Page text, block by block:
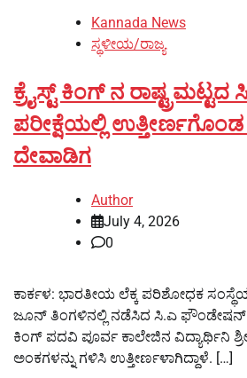
Kannada News
ಸ್ಥಳೀಯ/ರಾಜ್ಯ
ಕ್ರೈಸ್ಟ್ ಕಿಂಗ್ ನ
ಪರೀಕ್ಷೆಯಲ್ಲಿ ಉತ್ತೀರ್ಣಗೊಂಡ
ದೇವಾಡಿಗ
Author
July 4, 2026
0
ಕಾರ್ಕಳ: ಭಾರತೀಯ ಲೆಕ್ಕ ಪರಿಶೋಧಕ
ಜೂನ್ ತಿಂಗಳಿನಲ್ಲಿ ನಡೆಸಿದ ಸಿ.ಎ ಫೌಂಡೇಷನ್
ಕಿಂಗ್ ಪದವಿ ಪೂರ್ವ ಕಾಲೇಜಿನ ವಿದ್ಯಾರ್ಥಿನಿ
ಅಂಕಗಳನ್ನು ಗಳಿಸಿ ಉತ್ತೀರ್ಣಳಾಗಿದ್ದಾಳೆ. […]